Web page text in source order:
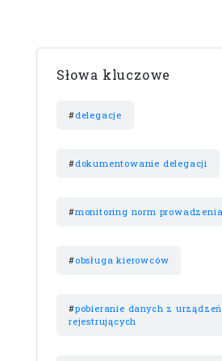
Słowa kluczowe
#delegacje
#dokumentowanie delegacji
#monitoring norm
#obsługa kierowców
#pobieranie danych z urządzeń
rejestrujących